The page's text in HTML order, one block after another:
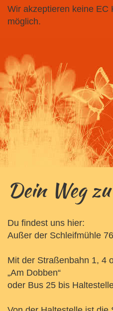
Wir akzeptieren keine EC
möglich.
Dein Weg
Du findest uns hier:
Außer der Schleifmühle
Mit der Straßenbahn 1, 4
„Am Dobben“
oder Bus 25 bis